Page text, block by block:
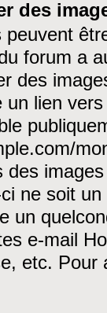
des
peuvent
forum a
des
un lien
des
ne soit
un
e-mail
etc. Pour